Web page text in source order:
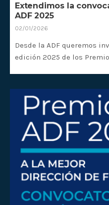
Extendimos la
ADF 2025
02/01/2026
Desde la ADF queremos
edición 2025 de los
interesadxs que cumplan
enero de 2026 a través de